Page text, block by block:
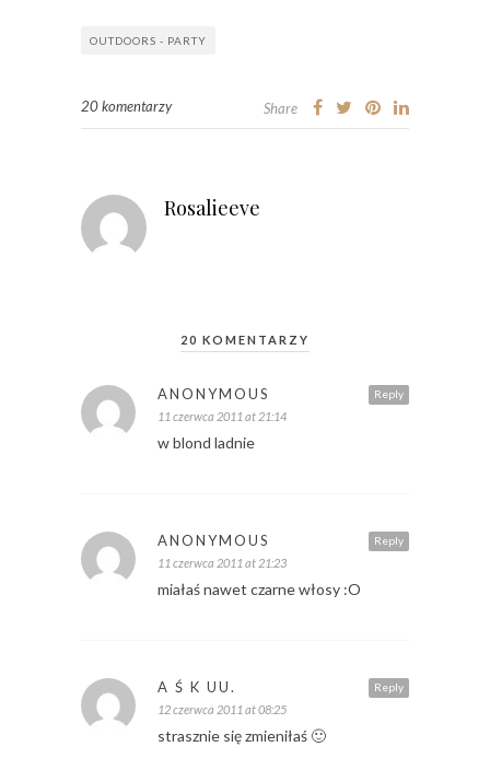
OUTDOORS - PARTY
20 komentarzy Share
Rosalieeve
20 KOMENTARZY
Reply
ANONYMOUS
11 czerwca 2011 at 21:14
w blond ladnie
Reply
ANONYMOUS
11 czerwca 2011 at 21:23
miałaś nawet czarne włosy :O
Reply
A Ś K UU.
12 czerwca 2011 at 08:25
strasznie się zmieniłaś 🙂